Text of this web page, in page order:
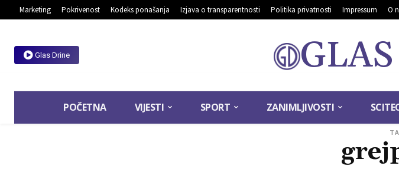
Marketing Pokrivenost Kodeks ponašanja Izjava o transparentnosti Politika privatnosti Impressum O
Glas Drine
POČETNA VIJESTI SPORT ZANIMLJIVOSTI